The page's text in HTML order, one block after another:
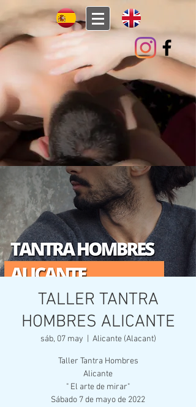
TALLER TANTRA
HOMBRES ALICANTE
sáb, 07 may Alicante (Alacant)
Taller Tantra Hombres
Alicante
" El arte de mirar"
Sábado 7 de mayo de 2022